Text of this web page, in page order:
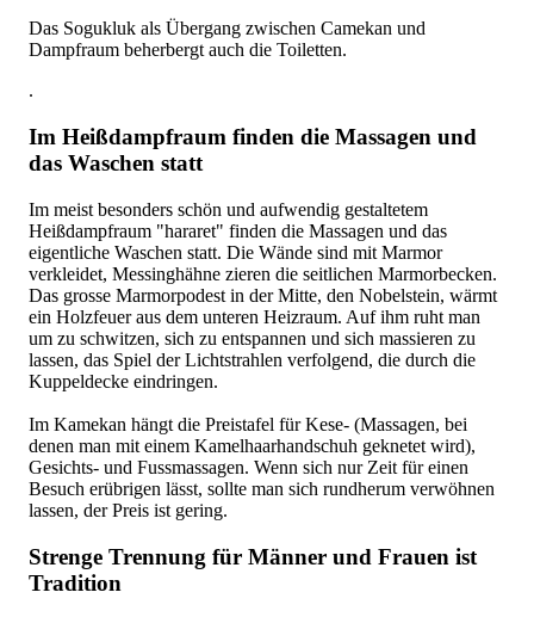
Das Sogukluk als Übergang zwischen Camekan und
Dampfraum beherbergt auch die Toiletten.
.
Im Heißdampfraum finden die Massagen und
das Waschen statt
Im meist besonders schön und aufwendig gestaltetem
Heißdampfraum "hararet" finden die Massagen und das
eigentliche Waschen statt. Die Wände sind mit Marmor
verkleidet, Messinghähne zieren die seitlichen Marmorbecken.
Das grosse Marmorpodest in der Mitte, den Nobelstein, wärmt
ein Holzfeuer aus dem unteren Heizraum. Auf ihm ruht man
um zu schwitzen, sich zu entspannen und sich massieren zu
lassen, das Spiel der Lichtstrahlen verfolgend, die durch die
Kuppeldecke eindringen.
Im Kamekan hängt die Preistafel für Kese- (Massagen, bei
denen man mit einem Kamelhaarhandschuh geknetet wird),
Gesichts- und Fussmassagen. Wenn sich nur Zeit für einen
Besuch erübrigen lässt, sollte man sich rundherum verwöhnen
lassen, der Preis ist gering.
Strenge Trennung für Männer und Frauen ist
Tradition